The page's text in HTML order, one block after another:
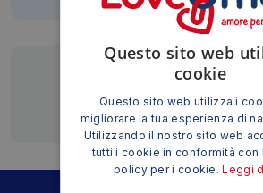
Siamo presenti su
Questo sito web
cookie
Questo sito web utilizza i
migliorare la tua esperienza di
Utilizzando il nostro sito web
tutti i cookie in conformità con
policy per i cookie.Leggi